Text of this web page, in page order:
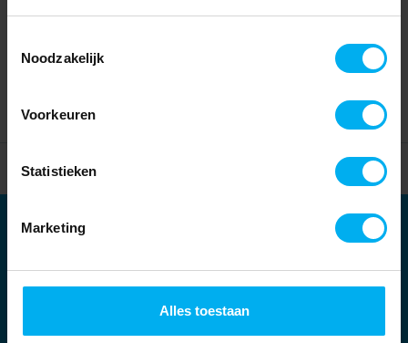
Noodzakelijk
Voorkeuren
Statistieken
Marketing
Alles toestaan
Home Partners
Partners
Kernpartners: